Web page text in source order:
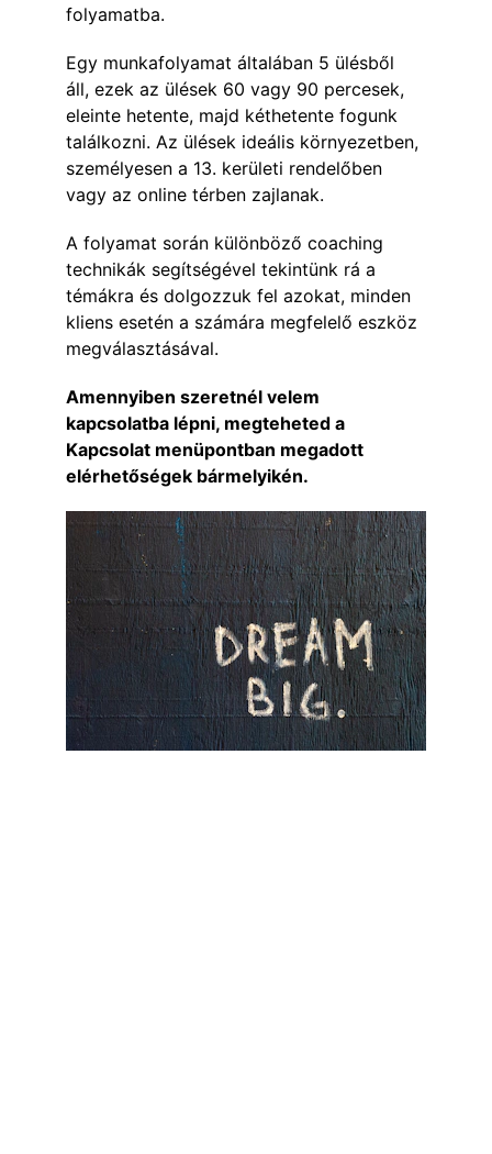
folyamatba.
Egy munkafolyamat általában 5 ülésből
áll, ezek az ülések 60 vagy 90 percesek,
eleinte hetente, majd kéthetente fogunk
találkozni. Az ülések ideális környezetben,
személyesen a 13. kerületi rendelőben
vagy az online térben zajlanak.
A folyamat során különböző coaching
technikák segítségével tekintünk rá a
témákra és dolgozzuk fel azokat, minden
kliens esetén a számára megfelelő eszköz
megválasztásával.
Amennyiben szeretnél velem
kapcsolatba lépni, megteheted a
Kapcsolat menüpontban megadott
elérhetőségek bármelyikén.